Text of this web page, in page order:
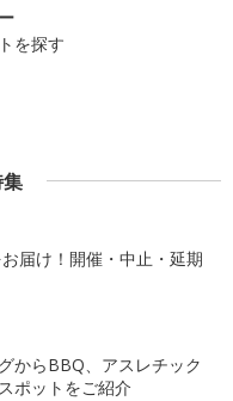
を探す
届け！開催・中止・延期
からBBQ、アスレチック
ポットをご紹介